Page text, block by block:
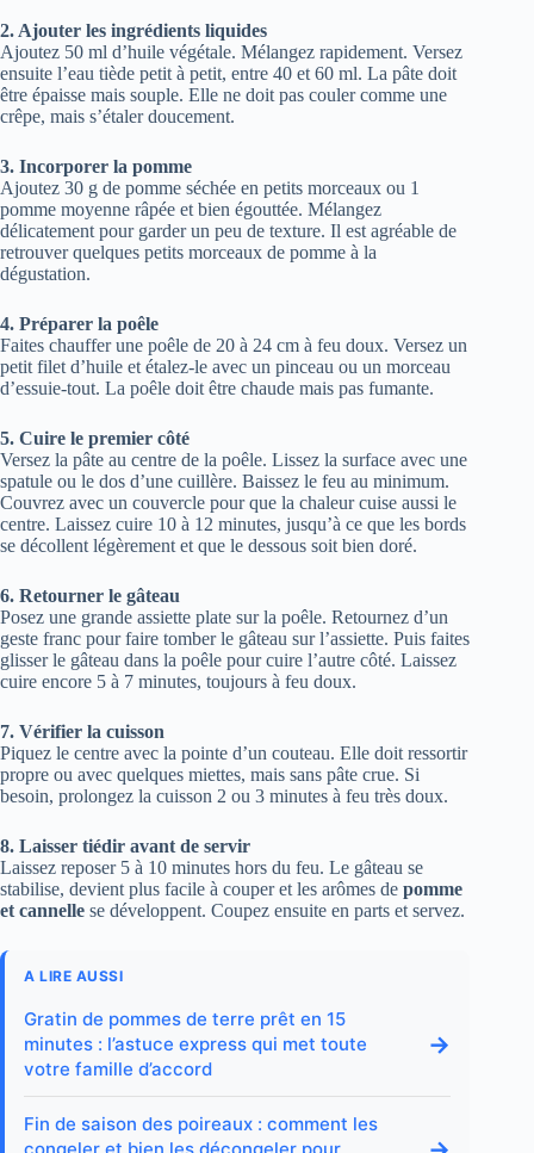
2. Ajouter les ingrédients liquides
Ajoutez 50 ml d’huile végétale. Mélangez rapidement. Versez
ensuite l’eau tiède petit à petit, entre 40 et 60 ml. La pâte doit
être épaisse mais souple. Elle ne doit pas couler comme une
crêpe, mais s’étaler doucement.
3. Incorporer la pomme
Ajoutez 30 g de pomme séchée en petits morceaux ou 1
pomme moyenne râpée et bien égouttée. Mélangez
délicatement pour garder un peu de texture. Il est agréable de
retrouver quelques petits morceaux de pomme à la
dégustation.
4. Préparer la poêle
Faites chauffer une poêle de 20 à 24 cm à feu doux. Versez un
petit filet d’huile et étalez-le avec un pinceau ou un morceau
d’essuie-tout. La poêle doit être chaude mais pas fumante.
5. Cuire le premier côté
Versez la pâte au centre de la poêle. Lissez la surface avec une
spatule ou le dos d’une cuillère. Baissez le feu au minimum.
Couvrez avec un couvercle pour que la chaleur cuise aussi le
centre. Laissez cuire 10 à 12 minutes, jusqu’à ce que les bords
se décollent légèrement et que le dessous soit bien doré.
6. Retourner le gâteau
Posez une grande assiette plate sur la poêle. Retournez d’un
geste franc pour faire tomber le gâteau sur l’assiette. Puis faites
glisser le gâteau dans la poêle pour cuire l’autre côté. Laissez
cuire encore 5 à 7 minutes, toujours à feu doux.
7. Vérifier la cuisson
Piquez le centre avec la pointe d’un couteau. Elle doit ressortir
propre ou avec quelques miettes, mais sans pâte crue. Si
besoin, prolongez la cuisson 2 ou 3 minutes à feu très doux.
8. Laisser tiédir avant de servir
Laissez reposer 5 à 10 minutes hors du feu. Le gâteau se
stabilise, devient plus facile à couper et les arômes de pomme
et cannelle se développent. Coupez ensuite en parts et servez.
A LIRE AUSSI
Gratin de pommes de terre prêt en 15
minutes : l’astuce express qui met toute
votre famille d’accord
→
Fin de saison des poireaux : comment les